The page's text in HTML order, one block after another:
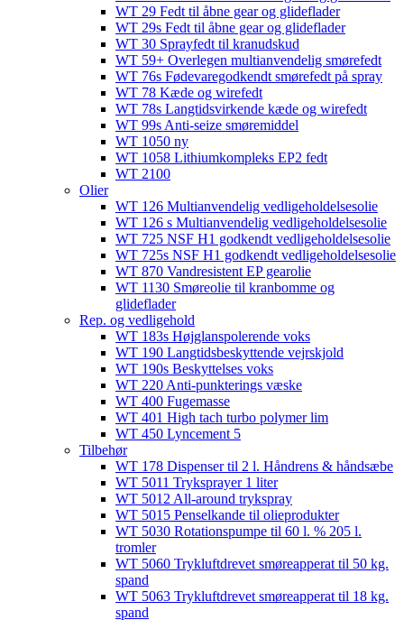
WT 29 Fedt til åbne gear og glideflader
WT 29s Fedt til åbne gear og glideflader
WT 30 Sprayfedt til kranudskud
WT 59+ Overlegen multianvendelig smørefedt​​
WT 76s Fødevaregodkendt smørefedt på spray​
WT 78 Kæde og wirefedt​
WT 78s Langtidsvirkende kæde og wirefedt​
WT 99s Anti-seize smøremiddel​
WT 1050 ny
WT 1058 Lithiumkompleks EP2 fedt​
WT 2100
Olier
WT 126 Multianvendelig vedligeholdelsesolie
WT 126 s Multianvendelig vedligeholdelsesolie
WT 725 NSF H1 godkendt vedligeholdelsesolie​
WT 725s NSF H1 godkendt vedligeholdelsesolie​
WT 870 Vandresistent EP gearolie​
WT 1130 Smøreolie til kranbomme og
glideflader​
Rep. og vedligehold
WT 183s Højglanspolerende voks
WT 190 Langtidsbeskyttende vejrskjold​
WT 190s Beskyttelses voks​
WT 220 Anti-punkterings væske
WT 400 Fugemasse
WT 401 High tach turbo polymer lim
WT 450 Lyncement 5
Tilbehør
WT 178 Dispenser til 2 l. Håndrens & håndsæbe
WT 5011 Tryksprayer 1 liter
WT 5012 All-around trykspray
WT 5015 Penselkande til olieprodukter
WT 5030 Rotationspumpe til 60 l. % 205 l.
tromler
WT 5060 Trykluftdrevet smøreapperat til 50 kg.
spand
WT 5063 Trykluftdrevet smøreapperat til 18 kg.
spand